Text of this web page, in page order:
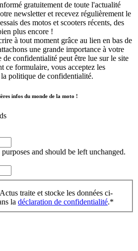
gratuitement de toute l'actualité
newsletter et recevez régulièrement le
des motos et scooters récents, des
plus encore !
à tout moment grâce au lien en bas de
une grande importance à votre
confidentialité peut être lue sur le site
ce formulaire, vous acceptez les
politique de confidentialité.
infos du monde de la moto !
and should be left unchanged.
traite et stocke les données ci-
la déclaration de confidentialité.*